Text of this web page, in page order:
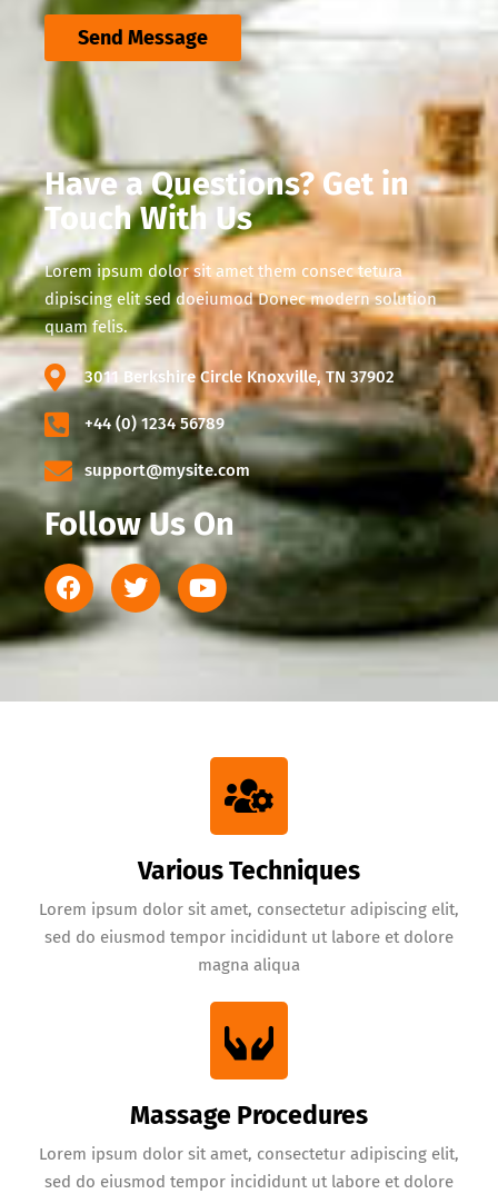
Send Message
Have a Questions? Get in
Touch With Us
Lorem ipsum dolor sit amet them consec tetura
dipiscing elit sed doeiumod Donec modern solution
quam felis.
3011 Berkshire Circle Knoxville, TN 37902
+44 (0) 1234 56789
support@mysite.com
Follow Us On
Various Techniques
Lorem ipsum dolor sit amet, consectetur adipiscing elit,
sed do eiusmod tempor incididunt ut labore et dolore
magna aliqua
Massage Procedures
Lorem ipsum dolor sit amet, consectetur adipiscing elit,
sed do eiusmod tempor incididunt ut labore et dolore